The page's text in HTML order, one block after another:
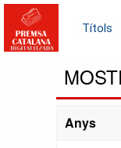
Títols
Anys